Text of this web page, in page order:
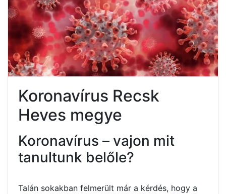
Koronavírus Recsk
Heves megye
Koronavírus – vajon mit
tanultunk belőle?
Talán sokakban felmerült már a kérdés, hogy a